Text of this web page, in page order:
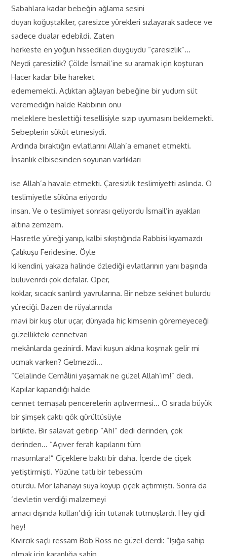
Sabahlara kadar bebeğin ağlama sesini
duyan koğuştakiler, çaresizce yürekleri sızlayarak sadece ve
sadece dualar edebildi. Zaten
herkeste en yoğun hissedilen duyguydu “çaresizlik”…
Neydi çaresizlik? Çölde İsmail’ine su aramak için koşturan
Hacer kadar bile hareket
edememekti. Açlıktan ağlayan bebeğine bir yudum süt
veremediğin halde Rabbinin onu
meleklere beslettiği tesellisiyle sızıp uyumasını beklemekti.
Sebeplerin sükût etmesiydi.
Ardında bıraktığın evlatlarını Allah’a emanet etmekti.
İnsanlık elbisesinden soyunan varlıkları
ise Allah’a havale etmekti. Çaresizlik teslimiyetti aslında. O
teslimiyetle sükûna eriyordu
insan. Ve o teslimiyet sonrası geliyordu İsmail’in ayakları
altına zemzem.
Hasretle yüreği yanıp, kalbi sıkıştığında Rabbisi kıyamazdı
Çalıkuşu Feridesine. Öyle
ki kendini, yakaza halinde özlediği evlatlarının yanı başında
buluverirdi çok defalar. Öper,
koklar, sıcacık sarılırdı yavrularına. Bir nebze sekinet bulurdu
yüreciği. Bazen de rüyalarında
mavi bir kuş olur uçar, dünyada hiç kimsenin göremeyeceği
güzellikteki cennetvari
mekânlarda gezinirdi. Mavi kuşun aklına koşmak gelir mi
uçmak varken? Gelmezdi…
“Celalinde Cemâlini yaşamak ne güzel Allah’ım!” dedi.
Kapılar kapandığı halde
cennet temaşalı pencerelerin açılıvermesi… O sırada büyük
bir şimşek çaktı gök gürültüsüyle
birlikte. Bir salavat getirip “Ah!” dedi derinden, çok
derinden… “Açıver ferah kapılarını tüm
masumlara!” Çiçeklere baktı bir daha. İçerde de çiçek
yetiştirmişti. Yüzüne tatlı bir tebessüm
oturdu. Mor lahanayı suya koyup çiçek açtırmıştı. Sonra da
‘devletin verdiği malzemeyi
amacı dışında kullan’dığı için tutanak tutmuşlardı. Hey gidi
hey!
Kıvırcık saçlı ressam Bob Ross ne güzel derdi: “Işığa sahip